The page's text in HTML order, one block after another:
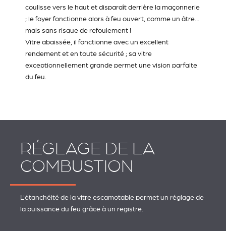
coulisse vers le haut et disparaît derrière la maçonnerie
; le foyer fonctionne alors à feu ouvert, comme un âtre…
mais sans risque de refoulement !
Vitre abaissée, il fonctionne avec un excellent
rendement et en toute sécurité ; sa vitre
exceptionnellement grande permet une vision parfaite
du feu.
RÉGLAGE DE LA
COMBUSTION
L'étanchéité de la vitre escamotable permet un réglage de
la puissance du feu grâce à un registre.